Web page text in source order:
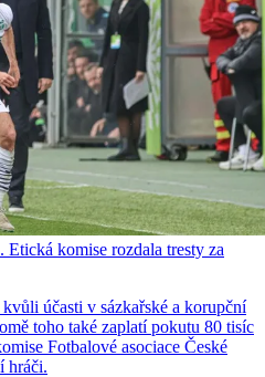
Etická komise rozdala tresty za
účasti v sázkařské a korupční
toho také zaplatí pokutu 80 tisíc
Fotbalové asociace České
hráči.